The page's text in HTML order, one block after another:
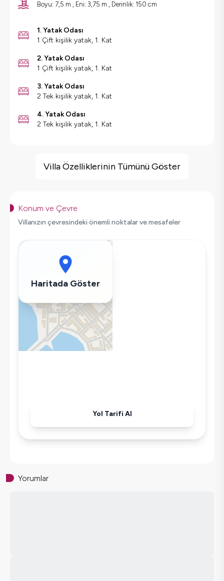
Boyu: 7,5 m , Eni: 3,75 m , Derinlik: 150 cm
1. Yatak Odası
1 Çift kişilik yatak, 1. Kat
2. Yatak Odası
1 Çift kişilik yatak, 1. Kat
3. Yatak Odası
2 Tek kişilik yatak, 1. Kat
4. Yatak Odası
2 Tek kişilik yatak, 1. Kat
Geniş Ailelere Uygun
Korunaklı Havuz
Saç Kurutma Makinası
Çamaşır Makinesi
Tost Makinesi
Mikrodalga
Kettle
Korunaklı Havuz
Villa Özelliklerinin Tümünü Göster
Konum ve Çevre
Villanızın çevresindeki önemli noktalar ve mesafeler
Haritada Göster
Yol Tarifi Al
Yorumlar